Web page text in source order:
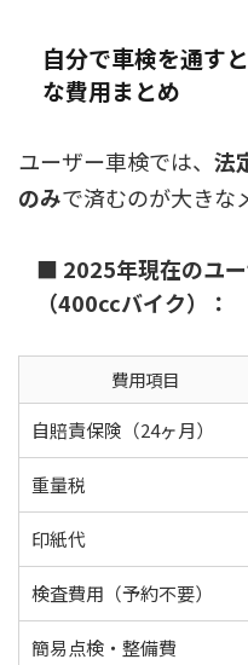
自分で車検を通す
な費用まとめ
ユーザー車検では、 法
のみで済むのが大きな
■ 2025年現在のユ
（400ccバイク）：
費用項目
自賠責保険（24ヶ月）
重量税
印紙代
検査費用（予約不要）
簡易点検・整備費